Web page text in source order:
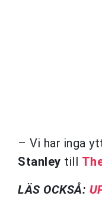
– Vi har inga
Stanley till
LÄS OCKSÅ: